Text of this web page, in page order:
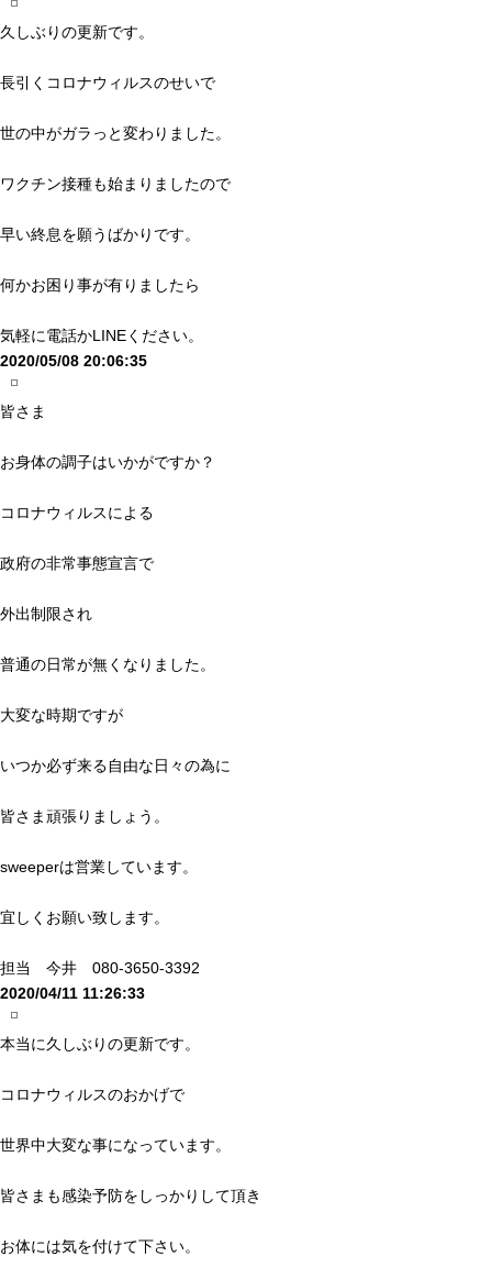
久しぶりの更新です。
長引くコロナウィルスのせいで
世の中がガラっと変わりました。
ワクチン接種も始まりましたので
早い終息を願うばかりです。
何かお困り事が有りましたら
気軽に電話かLINEください。
2020/05/08 20:06:35
皆さま
お身体の調子はいかがですか？
コロナウィルスによる
政府の非常事態宣言で
外出制限され
普通の日常が無くなりました。
大変な時期ですが
いつか必ず来る自由な日々の為に
皆さま頑張りましょう。
sweeperは営業しています。
宜しくお願い致します。
担当 今井 080-3650-3392
2020/04/11 11:26:33
本当に久しぶりの更新です。
コロナウィルスのおかげで
世界中大変な事になっています。
皆さまも感染予防をしっかりして頂き
お体には気を付けて下さい。